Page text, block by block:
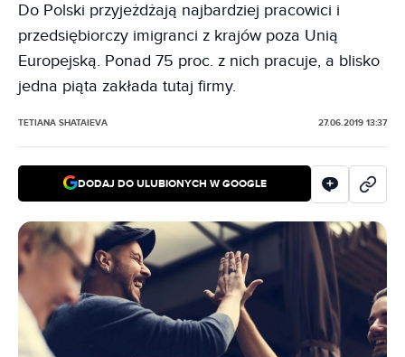
Do Polski przyjeżdżają najbardziej pracowici i
przedsiębiorczy imigranci z krajów poza Unią
Europejską. Ponad 75 proc. z nich pracuje, a blisko
jedna piąta zakłada tutaj firmy.
TETIANA SHATAIEVA 27.06.2019 13:37
DODAJ DO ULUBIONYCH W GOOGLE